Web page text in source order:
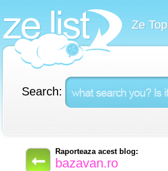
Ze Top
Search:
Raporteaza acest blog:
bazavan.ro